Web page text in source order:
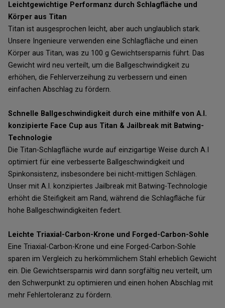
Leichtgewichtige Performanz durch Schlagfläche und
Körper aus Titan
Titan ist ausgesprochen leicht, aber auch unglaublich stark.
Unsere Ingenieure verwenden eine Schlagfläche und einen
Körper aus Titan, was zu 100 g Gewichtsersparnis führt. Das
Gewicht wird neu verteilt, um die Ballgeschwindigkeit zu
erhöhen, die Fehlerverzeihung zu verbessern und einen
einfachen Abschlag zu fördern.
Schnelle Ballgeschwindigkeit durch eine mithilfe von A.I.
konzipierte Face Cup aus Titan & Jailbreak mit Batwing-
Technologie
Die Titan-Schlagfläche wurde auf einzigartige Weise durch A.I
optimiert für eine verbesserte Ballgeschwindigkeit und
Spinkonsistenz, insbesondere bei nicht-mittigen Schlägen.
Unser mit A.I. konzipiertes Jailbreak mit Batwing-Technologie
erhöht die Steifigkeit am Rand, während die Schlagfläche für
hohe Ballgeschwindigkeiten federt.
Leichte Triaxial-Carbon-Krone und Forged-Carbon-Sohle
Eine Triaxial-Carbon-Krone und eine Forged-Carbon-Sohle
sparen im Vergleich zu herkömmlichem Stahl erheblich Gewicht
ein. Die Gewichtsersparnis wird dann sorgfältig neu verteilt, um
den Schwerpunkt zu optimieren und einen hohen Abschlag mit
mehr Fehlertoleranz zu fördern.